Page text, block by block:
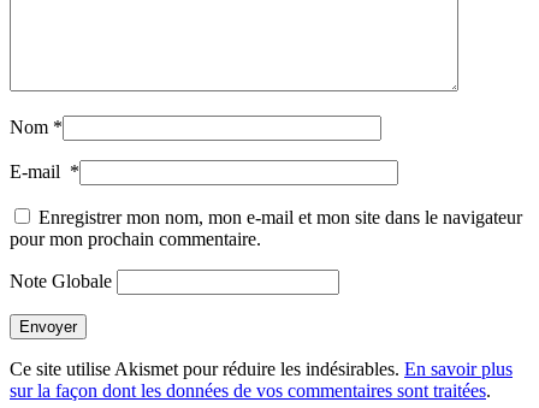
Nom *
E-mail *
Enregistrer mon nom, mon e-mail et mon site dans le navigateur
pour mon prochain commentaire.
Note Globale
Envoyer
Ce site utilise Akismet pour réduire les indésirables. En savoir plus
sur la façon dont les données de vos commentaires sont traitées.